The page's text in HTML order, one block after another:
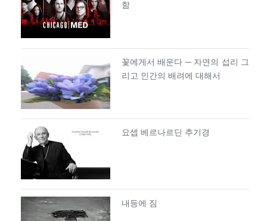
함
꽃에게서 배운다 ─ 자연의 섭리 그
리고 인간의 배려에 대해서
요셉 베르나르딘 추기경
내등에 짐